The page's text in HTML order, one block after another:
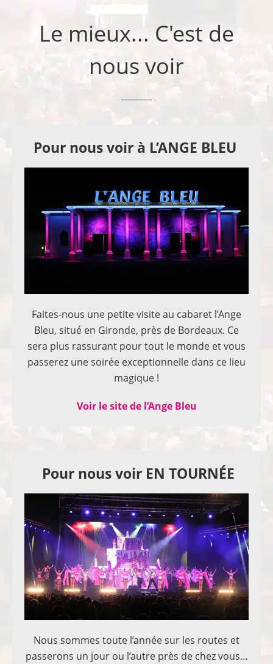
Le mieux... C'est de
nous voir
Pour nous voir à L’ANGE BLEU
Faites-nous une petite visite au cabaret l’Ange
Bleu, situé en Gironde, près de Bordeaux. Ce
sera plus rassurant pour tout le monde et vous
passerez une soirée exceptionnelle dans ce lieu
magique !
Voir le site de l’Ange Bleu
Pour nous voir EN TOURNÉE
Nous sommes toute l’année sur les routes et
passerons un jour ou l’autre près de chez vous…